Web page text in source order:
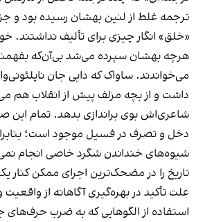
ترجمه‌ غلط از لنین بهشان رسیده بود و جز
«خلق» انگار چیزی برای تألیف نداشتند.
هرچه بهشان سپرده می‌شد بی‌آن‌که
می‌خواندند. ساواک که دایی جان
داشت و از بچه مزلف پیش از انقلاب هم
شاعری‌اش بوی براندازی بدهد. تمام این
دخل و تصرف در فسیل موجود است؛
شیوه‌های خنداندن شگرد خاصی انجام
تاریخ را در مضحک‌ترین اجرای ممکن کنار
علت تأکید در بهره‌گیری آگاهانه از
استفاده از الگوهایی که به ضرب